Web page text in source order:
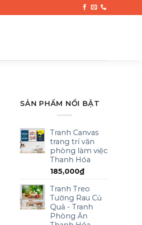
SẢN PHẨM NỔI BẬT
Tranh Canvas
trang trí văn
phòng làm việc
Thanh Hóa
185,000₫
Tranh Treo
Tường Rau Củ
Quả - Tranh
Phòng Ăn